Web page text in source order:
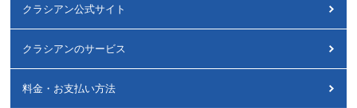
クラシアン公式サイト
クラシアンのサービス
料金・お支払い方法